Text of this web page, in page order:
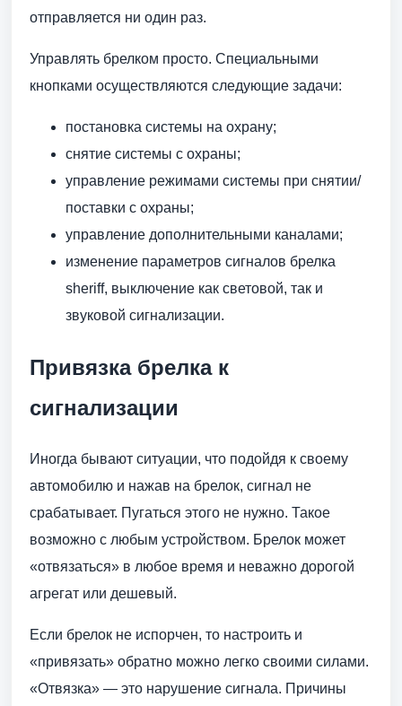
отправляется ни один раз.
Управлять брелком просто. Специальными
кнопками осуществляются следующие задачи:
постановка системы на охрану;
снятие системы с охраны;
управление режимами системы при снятии/
поставки с охраны;
управление дополнительными каналами;
изменение параметров сигналов брелка
sheriff, выключение как световой, так и
звуковой сигнализации.
Привязка брелка к
сигнализации
Иногда бывают ситуации, что подойдя к своему
автомобилю и нажав на брелок, сигнал не
срабатывает. Пугаться этого не нужно. Такое
возможно с любым устройством. Брелок может
«отвязаться» в любое время и неважно дорогой
агрегат или дешевый.
Если брелок не испорчен, то настроить и
«привязать» обратно можно легко своими силами.
«Отвязка» — это нарушение сигнала. Причины